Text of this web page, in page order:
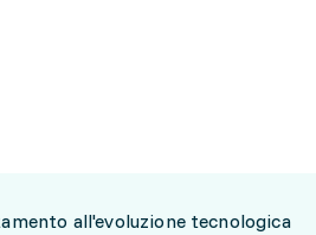
all'evoluzione tecnologica